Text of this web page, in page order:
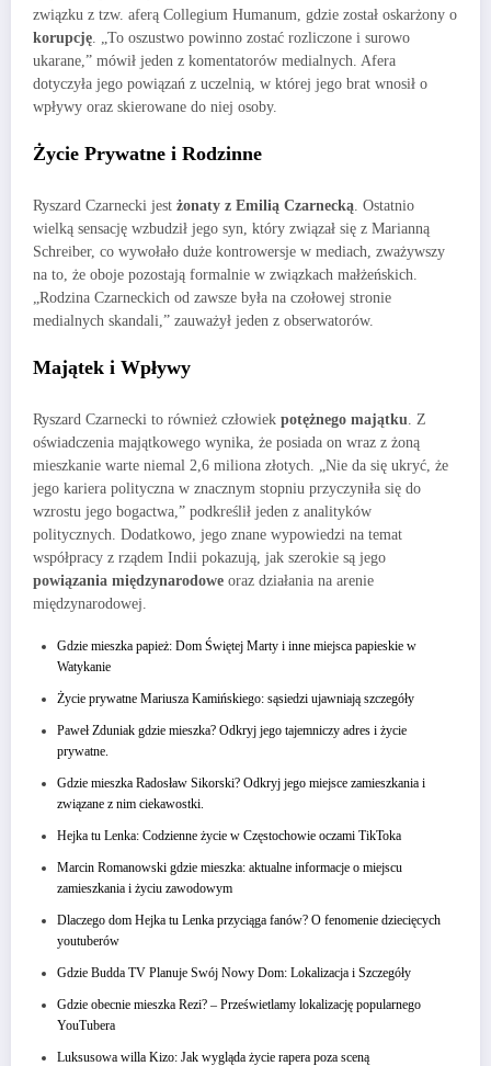
związku z tzw. aferą Collegium Humanum, gdzie został oskarżony o
korupcję. „To oszustwo powinno zostać rozliczone i surowo
ukarane,” mówił jeden z komentatorów medialnych. Afera
dotyczyła jego powiązań z uczelnią, w której jego brat wnosił o
wpływy oraz skierowane do niej osoby.
Życie Prywatne i Rodzinne
Ryszard Czarnecki jest żonaty z Emilią Czarnecką . Ostatnio
wielką sensację wzbudził jego syn, który związał się z Marianną
Schreiber, co wywołało duże kontrowersje w mediach, zważywszy
na to, że oboje pozostają formalnie w związkach małżeńskich.
„Rodzina Czarneckich od zawsze była na czołowej stronie
medialnych skandali,” zauważył jeden z obserwatorów.
Majątek i Wpływy
Ryszard Czarnecki to również człowiek potężnego majątku . Z
oświadczenia majątkowego wynika, że posiada on wraz z żoną
mieszkanie warte niemal 2,6 miliona złotych. „Nie da się ukryć, że
jego kariera polityczna w znacznym stopniu przyczyniła się do
wzrostu jego bogactwa,” podkreślił jeden z analityków
politycznych. Dodatkowo, jego znane wypowiedzi na temat
współpracy z rządem Indii pokazują, jak szerokie są jego
powiązania międzynarodowe oraz działania na arenie
międzynarodowej.
Gdzie mieszka papież: Dom Świętej Marty i inne miejsca papieskie w
Watykanie
Życie prywatne Mariusza Kamińskiego: sąsiedzi ujawniają szczegóły
Paweł Zduniak gdzie mieszka? Odkryj jego tajemniczy adres i życie
prywatne.
Gdzie mieszka Radosław Sikorski? Odkryj jego miejsce zamieszkania i
związane z nim ciekawostki.
Hejka tu Lenka: Codzienne życie w Częstochowie oczami TikToka
Marcin Romanowski gdzie mieszka: aktualne informacje o miejscu
zamieszkania i życiu zawodowym
Dlaczego dom Hejka tu Lenka przyciąga fanów? O fenomenie dziecięcych
youtuberów
Gdzie Budda TV Planuje Swój Nowy Dom: Lokalizacja i Szczegóły
Gdzie obecnie mieszka Rezi? – Prześwietlamy lokalizację popularnego
YouTubera
Luksusowa willa Kizo: Jak wygląda życie rapera poza sceną